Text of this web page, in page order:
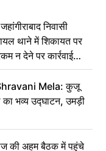
निवासी
थाने में शिकायत पर
न देने पर कार्रवाई
Mela: कुजू
भव्य उद्घाटन, उमड़ी
की अहम बैठक में पहुंचे